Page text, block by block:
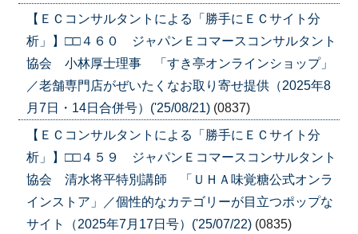
【ＥＣコンサルタントによる「勝手にＥＣサイト分
析」】□□４６０ ジャパンＥコマースコンサルタント
協会 小林厚士理事 「すき亭オンラインショップ」
／老舗専門店がぜいたくなお取り寄せ提供（2025年8
月7日・14日合併号）('25/08/21) (0837)
【ＥＣコンサルタントによる「勝手にＥＣサイト分
析」】□□４５９ ジャパンＥコマースコンサルタント
協会 清水将平特別講師 「ＵＨＡ味覚糖公式オンラ
インストア」／個性的なカテゴリーが目立つポップな
サイト（2025年7月17日号）('25/07/22) (0835)